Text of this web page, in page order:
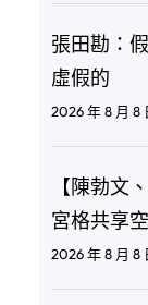
張田勘：
虛假的
2026 年 8 月 8
【陳勃文
宮格共享
2026 年 8 月 8